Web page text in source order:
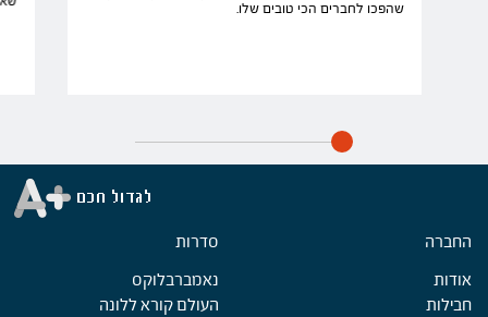
שהפכו לחברים הכי טובים שלו.
Footer
החברה
אודות
חבילות
סדרות
נאמברבלוקס
העולם קורא ללונה